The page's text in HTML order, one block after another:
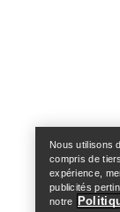
Nous utilisons
compris de
expérience,
publicités
notre